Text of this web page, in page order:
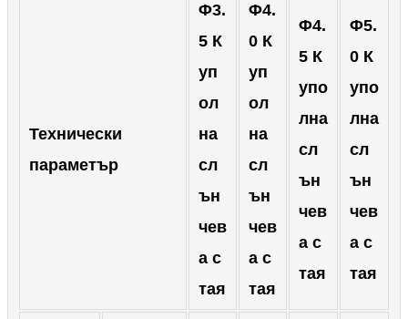
Kiswahili
Maori
Deutsch
සිංහල
Bahasa Melayu
Cymraeg
Технически
параметър
Φ3.
5 К
уп
ол
на
сл
ън
чев
а с
тая
Φ4.
0 К
уп
ол
на
сл
ън
чев
а с
тая
Φ4.
5 К
упо
лна
сл
ън
чев
а с
тая
Φ5.
0 К
упо
лна
сл
ън
чев
а с
тая